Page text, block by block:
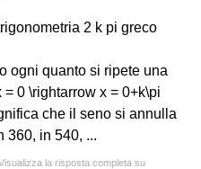
2 k pi greco
ogni quanto si ripete una
0 \rightarrow x = 0+k\pi
che il seno si annulla
360, in 540, ...
la risposta completa su